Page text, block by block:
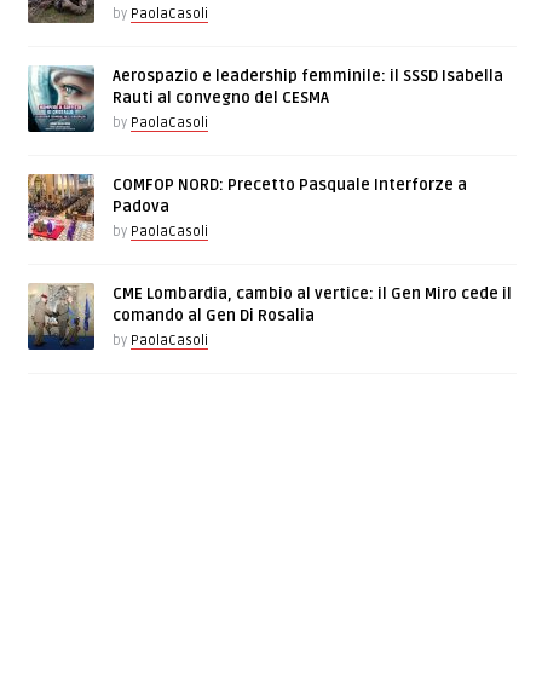
by PaolaCasoli
Aerospazio e leadership femminile: il SSSD Isabella
Rauti al convegno del CESMA
by PaolaCasoli
COMFOP NORD: Precetto Pasquale Interforze a
Padova
by PaolaCasoli
CME Lombardia, cambio al vertice: il Gen Miro cede il
comando al Gen Di Rosalia
by PaolaCasoli